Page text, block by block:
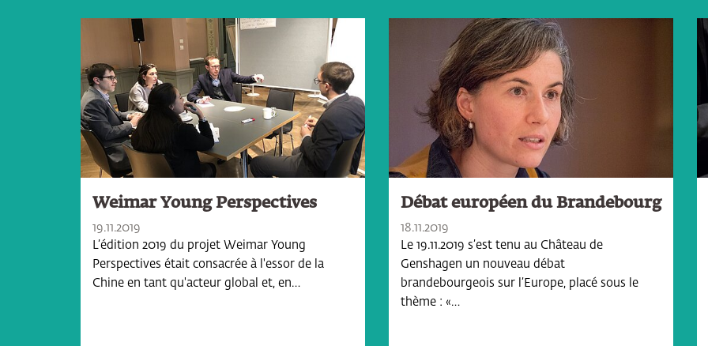
Weimar Young Perspectives
19.11.2019
L’édition 2019 du projet Weimar Young
Perspectives était consacrée à l'essor de la
Chine en tant qu'acteur global et, en…
Débat européen du Brandebourg
18.11.2019
Le 19.11.2019 s’est tenu au Château de
Genshagen un nouveau débat
brandebourgeois sur l’Europe, placé sous le
thème : «…